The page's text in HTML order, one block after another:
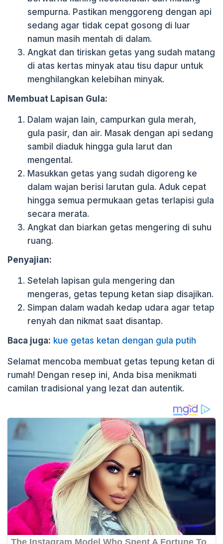
sempurna. Pastikan menggoreng dengan api
sedang agar tidak cepat gosong di luar
namun masih mentah di dalam.
Angkat dan tiriskan getas yang sudah matang
di atas kertas minyak atau tisu dapur untuk
menghilangkan kelebihan minyak.
Membuat Lapisan Gula:
Dalam wajan lain, campurkan gula merah,
gula pasir, dan air. Masak dengan api sedang
sambil diaduk hingga gula larut dan
mengental.
Masukkan getas yang sudah digoreng ke
dalam wajan berisi larutan gula. Aduk cepat
hingga semua permukaan getas terlapisi gula
secara merata.
Angkat dan biarkan getas mengering di suhu
ruang.
Penyajian:
Setelah lapisan gula mengering dan
mengeras, getas tepung ketan siap disajikan.
Simpan dalam wadah kedap udara agar tetap
renyah dan nikmat saat disantap.
Baca juga: kue getas ketan dengan gula putih
Selamat mencoba membuat getas tepung ketan di
rumah! Dengan resep ini, Anda bisa menikmati
camilan tradisional yang lezat dan autentik.